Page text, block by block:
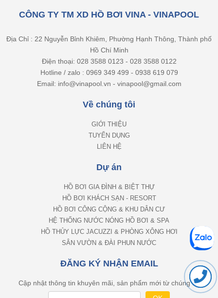
CÔNG TY TM XD HỒ BƠI VINA - VINAPOOL
Địa Chỉ : 22 Nguyễn Bỉnh Khiêm, Phường Hạnh Thông, Thành phố
Hồ Chí Minh
Điện thoại: 028 3588 0123 - 028 3588 0122
Hotline / zalo : 0969 349 499 - 0938 619 079
Email: info@vinapool.vn - vinapool@gmail.com
Về chúng tôi
GIỚI THIỆU
TUYỂN DỤNG
LIÊN HỆ
Dự án
HỒ BƠI GIA ĐÌNH & BIỆT THỰ
HỒ BƠI KHÁCH SẠN - RESORT
HỒ BƠI CÔNG CỘNG & KHU DÂN CƯ
HỆ THỐNG NƯỚC NÓNG HỒ BƠI & SPA
HỒ THỦY LỰC JACUZZI & PHÒNG XÔNG HƠI
SÂN VƯỜN & ĐÀI PHUN NƯỚC
ĐĂNG KÝ NHẬN EMAIL
Cập nhật thông tin khuyên mãi, sản phẩm mới từ chúng tôi